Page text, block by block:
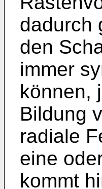
dadurch
den
immer
können,
Bildung
radiale
eine
kommt